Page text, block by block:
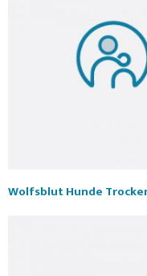
Wolfsblut Hunde